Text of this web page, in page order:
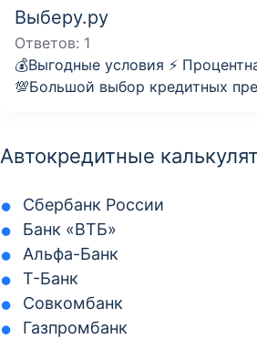
Выберу.ру
Ответов: 1
💰Выгодные условия ⚡️
💯Большой выбор кредитных
Автокредитные
Сбербанк России
Банк «ВТБ»
Альфа-Банк
Т-Банк
Совкомбанк
Газпромбанк